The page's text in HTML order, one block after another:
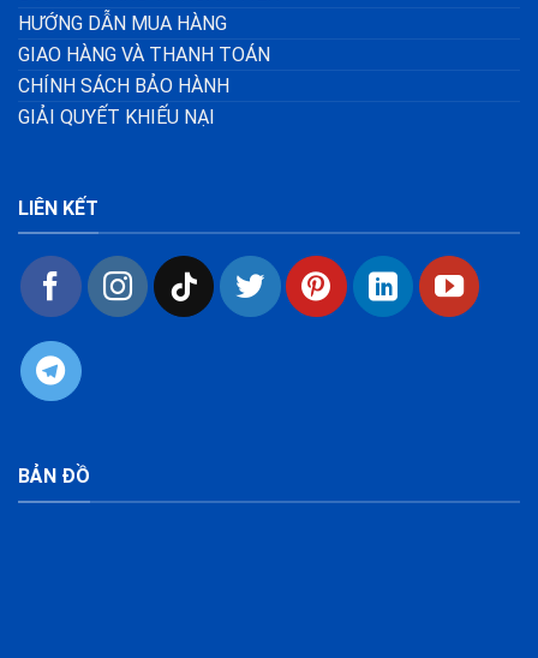
HƯỚNG DẪN MUA HÀNG
GIAO HÀNG VÀ THANH TOÁN
CHÍNH SÁCH BẢO HÀNH
GIẢI QUYẾT KHIẾU NẠI
LIÊN KẾT
BẢN ĐỒ